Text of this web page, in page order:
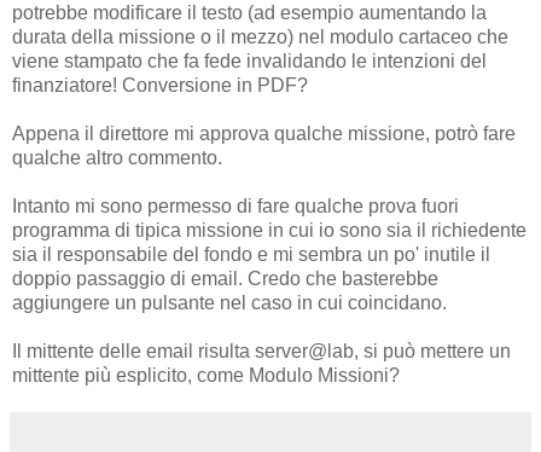
potrebbe modificare il testo (ad esempio aumentando la
durata della missione o il mezzo) nel modulo cartaceo che
viene stampato che fa fede invalidando le intenzioni del
finanziatore! Conversione in PDF?
Appena il direttore mi approva qualche missione, potrò fare
qualche altro commento.
Intanto mi sono permesso di fare qualche prova fuori
programma di tipica missione in cui io sono sia il richiedente
sia il responsabile del fondo e mi sembra un po' inutile il
doppio passaggio di email. Credo che basterebbe
aggiungere un pulsante nel caso in cui coincidano.
Il mittente delle email risulta server@lab, si può mettere un
mittente più esplicito, come Modulo Missioni?